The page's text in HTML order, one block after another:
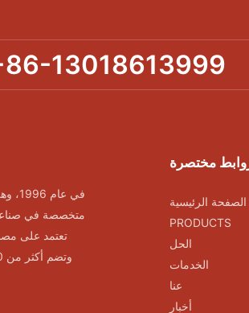
13018613999
متخصصة في
مختصرة
الصفحة الرئيسية
PRODUCTS
الحل
الخدمات
عنا
أخبار